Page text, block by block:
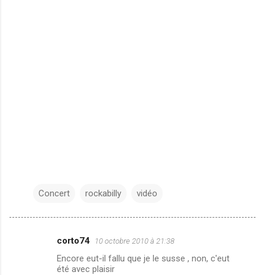
Concert rockabilly vidéo
corto74 10 octobre 2010 à 21:38
Encore eut-il fallu que je le susse , non, c'eut
été avec plaisir